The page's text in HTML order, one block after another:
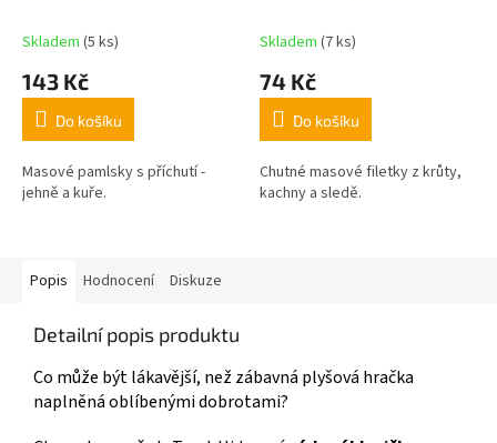
Skladem (5 ks)
143 Kč
Do košíku
Masové pamlsky s příchutí -
jehně a kuře.
Skladem (7 ks)
74 Kč
Do košíku
Chutné masové filetky z krůty,
kachny a sledě.
Popis Hodnocení Diskuze
Detailní popis produktu
Co může být lákavější, než zábavná plyšová hračka
naplněná oblíbenými dobrotami?